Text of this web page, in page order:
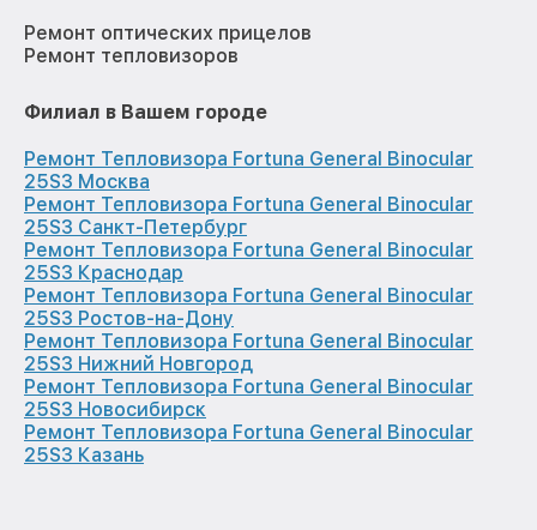
Ремонт оптических прицелов
Ремонт тепловизоров
Филиал в Вашем городе
Ремонт Тепловизора Fortuna General Binocular
25S3 Москва
Ремонт Тепловизора Fortuna General Binocular
25S3 Санкт-Петербург
Ремонт Тепловизора Fortuna General Binocular
25S3 Краснодар
Ремонт Тепловизора Fortuna General Binocular
25S3 Ростов-на-Дону
Ремонт Тепловизора Fortuna General Binocular
25S3 Нижний Новгород
Ремонт Тепловизора Fortuna General Binocular
25S3 Новосибирск
Ремонт Тепловизора Fortuna General Binocular
25S3 Казань